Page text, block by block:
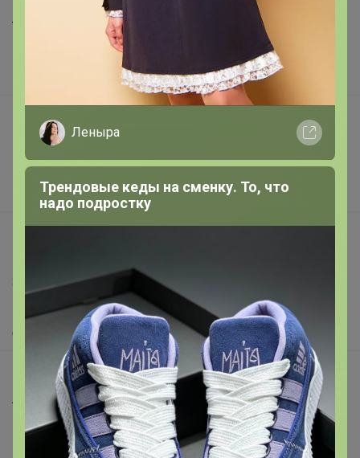
Торговые марки
Подарочные сертификаты
Реклама на сайте
Поставщикам
Вакансии
Защита покупателя
Помощь
О нас
Все предложения
Анонсы
Новости
Поддержка альпак
Леныра
Трендовые кеды на сменку. То, что
надо подростку